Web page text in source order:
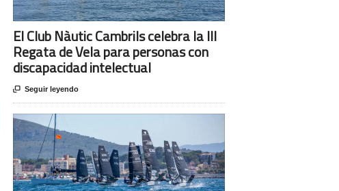
El Club Nàutic Cambrils celebra la III
Regata de Vela para personas con
discapacidad intelectual
 Seguir leyendo